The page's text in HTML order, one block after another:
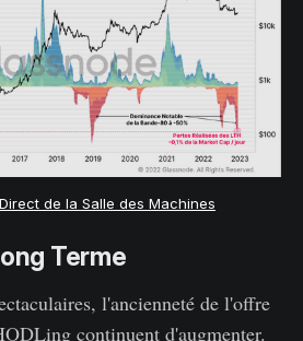
de la Salle des Machines
Terme
l'ancienneté de l'offre
continuent d'augmenter.